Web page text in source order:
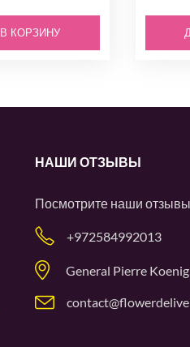
КОРЗИНУ
НАШИ ОТЗЫВЫ
Посмотрите наши
+972584992013
General Pierre